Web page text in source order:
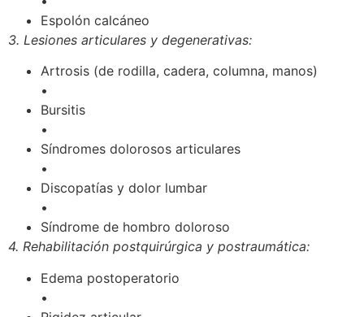
Espolón calcáneo
3. Lesiones articulares y degenerativas:
Artrosis (de rodilla, cadera, columna, manos)
•
Bursitis
•
Síndromes dolorosos articulares
•
Discopatías y dolor lumbar
•
Síndrome de hombro doloroso
4. Rehabilitación postquirúrgica y postraumática:
Edema postoperatorio
•